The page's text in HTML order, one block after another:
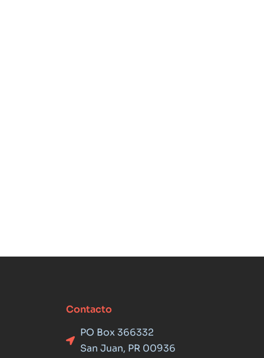
Contacto
PO Box 366332
San Juan, PR 00936